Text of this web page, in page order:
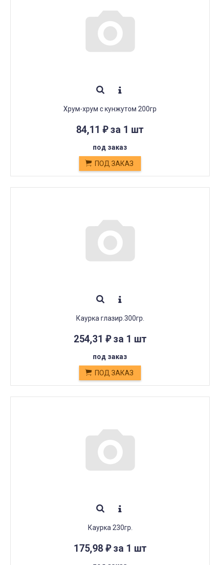
Хрум-хрум с кунжутом 200гр
84,11 ₽за 1 шт
под заказ
ПОД ЗАКАЗ
Каурка глазир.300гр.
254,31 ₽за 1 шт
под заказ
ПОД ЗАКАЗ
Каурка 230гр.
175,98 ₽за 1 шт